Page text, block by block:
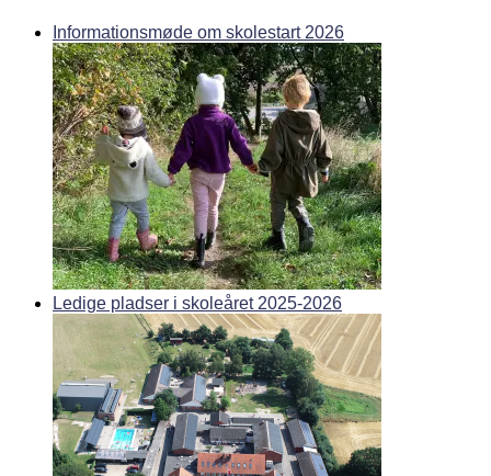
Informationsmøde om skolestart 2026
Ledige pladser i skoleåret 2025-2026